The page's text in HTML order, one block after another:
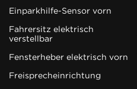
Einparkhilfe-Sensor vorn
Fahrersitz elektrisch
verstellbar
Fensterheber elektrisch vorn
Freisprecheinrichtung